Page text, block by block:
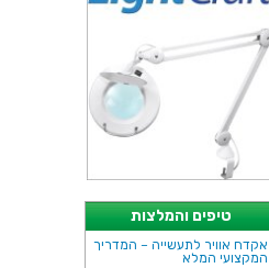
טיפים והמלצות
אקדח אוויר לתעשייה – המדריך
המקצועי המלא